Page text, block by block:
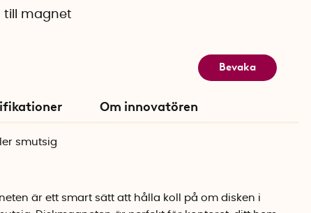
till magnet
Bevaka
Om innovatören
smutsig
är ett smart sätt att hålla koll på om disken i